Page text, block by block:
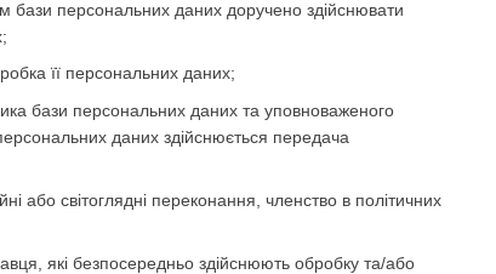
бази персональних даних доручено здійснювати
її персональних даних;
бази персональних даних та уповноваженого
даних здійснюється передача
або світоглядні переконання, членство в політичних
які безпосередньо здійснюють обробку та/або